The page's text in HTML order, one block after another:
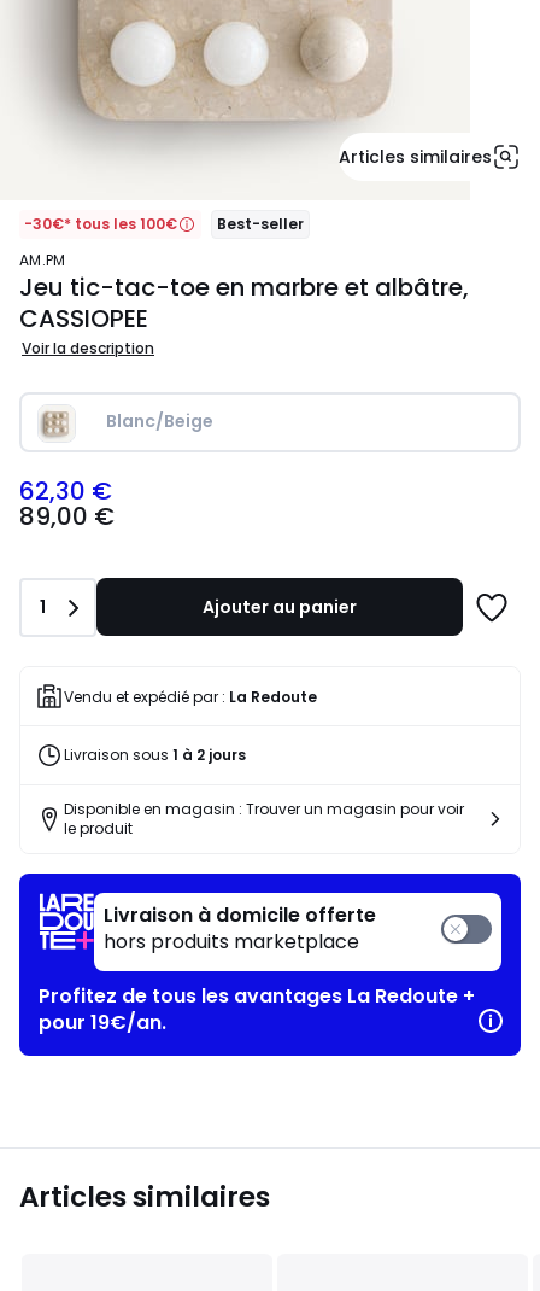
Articles similaires
-30€* tous les 100€
Best-seller
AM.PM
Jeu tic-tac-toe en marbre et albâtre,
CASSIOPEE
Voir la description
Blanc/Beige
89,00
€
programme
pour
62,30
62,30 €
89,00 €
Quantité
1 Ajouter au panier
Vendu et expédié par : La Redoute
Livraison sous 1 à 2 jours
Disponible en magasin : Trouver un magasin pour voir
le produit
Livraison à domicile offerte
hors produits marketplace
Profitez de tous les avantages La Redoute +
pour 19€/an.
Articles similaires